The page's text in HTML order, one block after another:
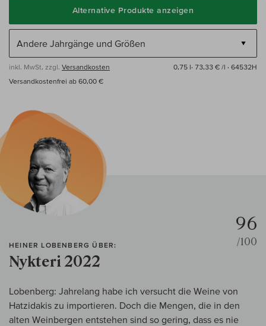
Alternative Produkte anzeigen
inkl. MwSt, zzgl. Versandkosten 0,75 l· 73,33 € /l · 64532H
Versandkostenfrei ab 60,00 €
HEINER LOBENBERG ÜBER:
Nykteri 2022
96
/100
Lobenberg: Jahrelang habe ich versucht die Weine von
Hatzidakis zu importieren. Doch die Mengen, die in den
alten Weinbergen entstehen sind so gering, dass es nie